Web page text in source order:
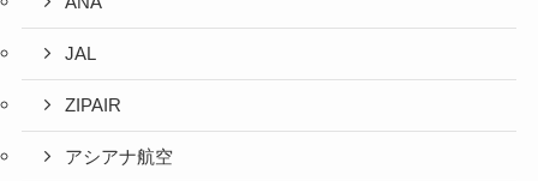
JAL
ZIPAIR
アシアナ航空